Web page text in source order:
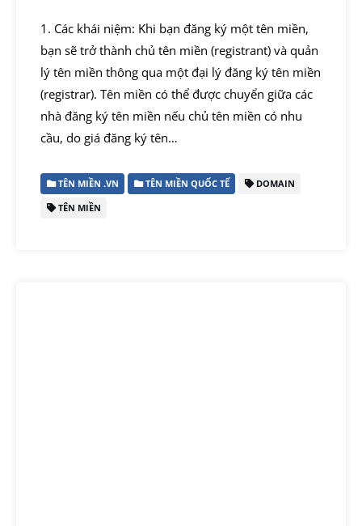
1. Các khái niệm: Khi bạn đăng ký một tên miền,
bạn sẽ trở thành chủ tên miền (registrant) và quản
lý tên miền thông qua một đại lý đăng ký tên miền
(registrar). Tên miền có thể được chuyển giữa các
nhà đăng ký tên miền nếu chủ tên miền có nhu
cầu, do giá đăng ký tên…
TÊN MIỀN .VN TÊN MIỀN QUỐC TẾ
DOMAIN
TÊN MIỀN